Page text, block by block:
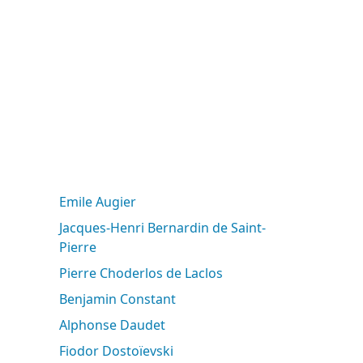
Emile Augier
Jacques-Henri Bernardin de Saint-
Pierre
Pierre Choderlos de Laclos
Benjamin Constant
Alphonse Daudet
Fiodor Dostoïevski